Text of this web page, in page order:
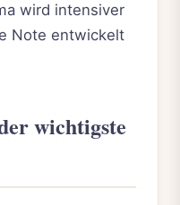
wird intensiver
Note entwickelt
wichtigste